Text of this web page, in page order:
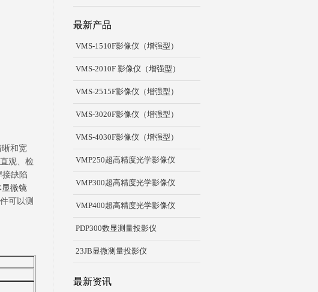
和宽
观、检
接缺陷
显微镜
可以测
最新产品
VMS-1510F影像仪（增强型）
VMS-2010F 影像仪（增强型）
VMS-2515F影像仪（增强型）
VMS-3020F影像仪（增强型）
VMS-4030F影像仪（增强型）
VMP250超高精度光学影像仪
VMP300超高精度光学影像仪
VMP400超高精度光学影像仪
PDP300数显测量投影仪
23JB显微测量投影仪
最新资讯